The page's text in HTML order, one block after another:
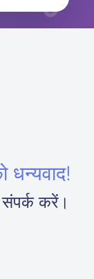
करें।